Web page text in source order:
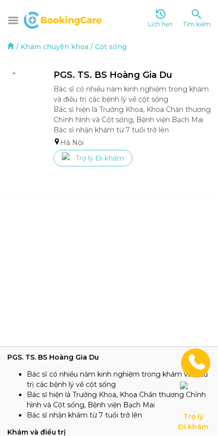
Lịch hẹn Tìm kiếm
/ Khám chuyên khoa / Cột sống
PGS. TS. BS Hoàng Gia Du
Bác sĩ có nhiều năm kinh nghiệm trong khám
và điều trị các bệnh lý về cột sống
Bác sĩ hiện là Trưởng Khoa, Khoa Chấn thương
Chỉnh hình và Cột sống, Bệnh viện Bạch Mai
Bác sĩ nhận khám từ 7 tuổi trở lên
Hà Nội
Trợ lý Đi khám
PGS. TS. BS Hoàng Gia Du
Bác sĩ có nhiều năm kinh nghiệm trong khám và điều
trị các bệnh lý về cột sống
Bác sĩ hiện là Trưởng Khoa, Khoa Chấn thương Chỉnh
hình và Cột sống, Bệnh viện Bạch Mai
Bác sĩ nhận khám từ 7 tuổi trở lên
Khám và điều trị
Trợ lý
Đi khám